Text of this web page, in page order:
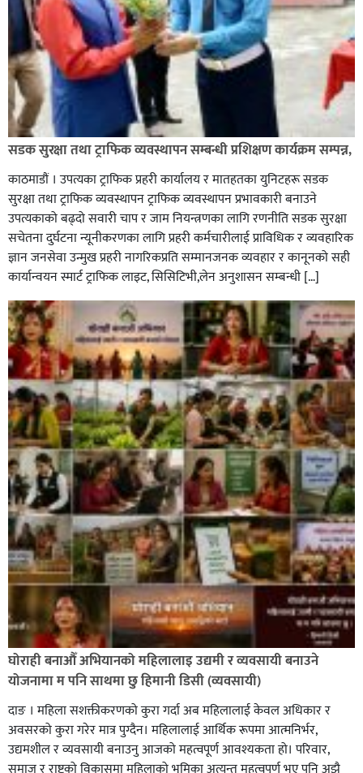
ग्यासमा कालोबजारी गरेको जनगुनासो गरेपछि जिल्लाका
सबैजसो डिलरमा प्रशासनले अनुगमन
कपिलवस्तु र अर्घाखाँचीको सिमानाका शिव भाइरल पहाड
लुम्बिनीको नयाँ पर्यटकीय हब बन्दै,
सडक सुरक्षा तथा ट्राफिक व्यवस्थापन सम्बन्धी प्रशिक्षण कार्यक्रम सम्पन्न,
काठमाडौं । उपत्यका ट्राफिक प्रहरी कार्यालय र मातहतका युनिटहरू सडक
सुरक्षा तथा ट्राफिक व्यवस्थापन ट्राफिक व्यवस्थापन प्रभावकारी बनाउने
उपत्यकाको बढ्दो सवारी चाप र जाम नियन्त्रणका लागि रणनीति सडक सुरक्षा
सचेतना दुर्घटना न्यूनीकरणका लागि प्रहरी कर्मचारीलाई प्राविधिक र व्यवहारिक
ज्ञान जनसेवा उन्मुख प्रहरी नागरिकप्रति सम्मानजनक व्यवहार र कानूनको सही
कार्यान्वयन स्मार्ट ट्राफिक लाइट, सिसिटिभी,लेन अनुशासन सम्बन्धी […]
घोराही बनाऔँ अभियानको महिलालाइ उद्यमी र व्यवसायी बनाउने
योजनामा म पनि साथमा छु हिमानी डिसी (व्यवसायी)
दाङ । महिला सशक्तीकरणको कुरा गर्दा अब महिलालाई केवल अधिकार र
अवसरको कुरा गरेर मात्र पुग्दैन। महिलालाई आर्थिक रूपमा आत्मनिर्भर,
उद्यमशील र व्यवसायी बनाउनु आजको महत्वपूर्ण आवश्यकता हो। परिवार,